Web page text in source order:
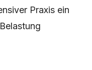
Praxis ein